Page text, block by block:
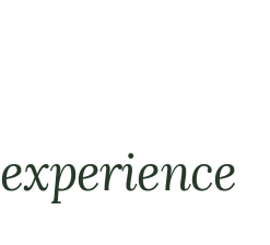
experience